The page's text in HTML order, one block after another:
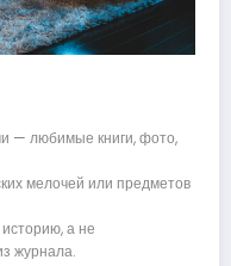
— любимые книги, фото,
мелочей или предметов
а не
журнала.